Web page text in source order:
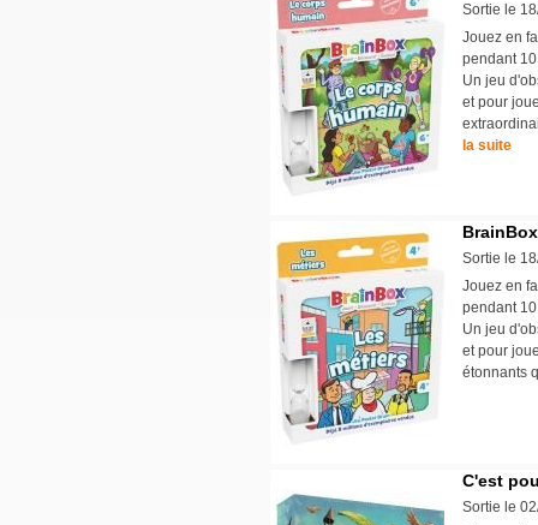
Sortie le
Jouez en
pendant
Un jeu
et pour
la suite
Sortie le
Jouez en
pendant
Un jeu
et pour
étonnants
C'est
Sortie le